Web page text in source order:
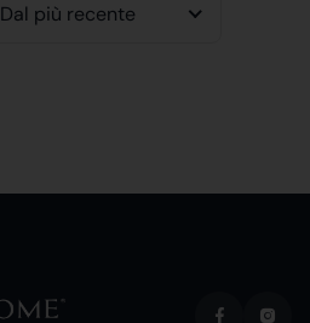
Dal più recente